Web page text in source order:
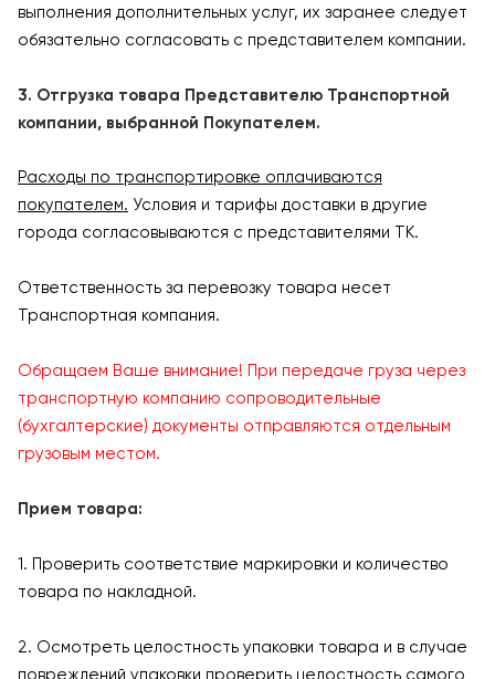
выполнения дополнительных услуг, их заранее следует
обязательно согласовать с представителем компании.
3. Отгрузка товара Представителю Транспортной
компании, выбранной Покупателем.
Расходы по транспортировке оплачиваются
покупателем. Условия и тарифы доставки в другие
города согласовываются с представителями ТК.
Ответственность за перевозку товара несет
Транспортная компания.
Обращаем Ваше внимание! При передаче груза через
транспортную компанию сопроводительные
(бухгалтерские) документы отправляются отдельным
грузовым местом.
Прием товара:
1. Проверить соответствие маркировки и количество
товара по накладной.
2. Осмотреть целостность упаковки товара и в случае